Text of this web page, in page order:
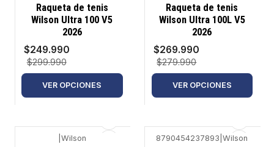
-17%
Raqueta de tenis
Wilson Ultra 100 V5
2026
$249.990
$299.990
VER OPCIONES
-4%
Raqueta de tenis
Wilson Ultra 100L V5
2026
$269.990
$279.990
VER OPCIONES
Wilson 8790454237893 |Wilson